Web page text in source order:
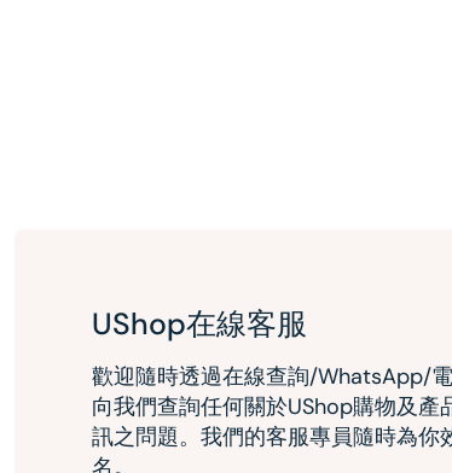
UShop在線客服
歡迎隨時透過在線查詢/WhatsApp/
向我們查詢任何關於UShop購物及產
訊之問題。我們的客服專員隨時為你
名。